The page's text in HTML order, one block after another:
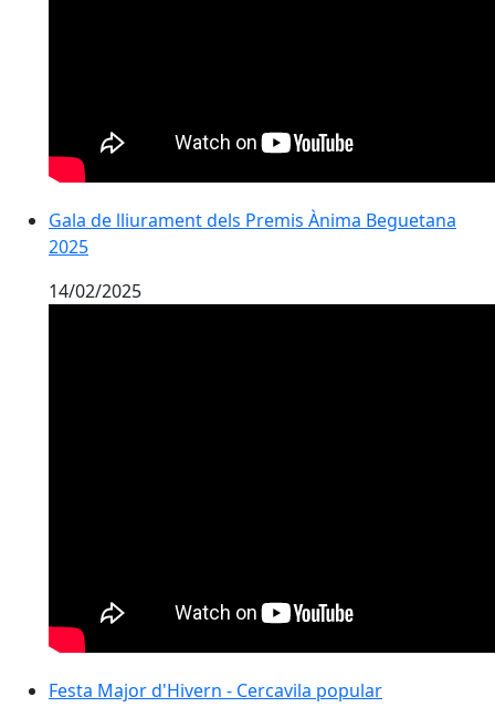
Gala de lliurament dels Premis Ànima Beguetana
2025
14/02/2025
Festa Major d'Hivern - Cercavila popular